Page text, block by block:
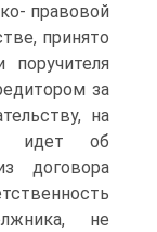
правовой
принято
поручителя
за
на
идет об
договора
не